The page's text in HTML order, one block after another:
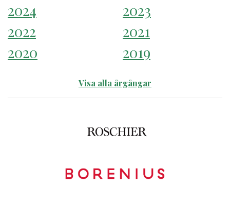
2024
2023
2022
2021
2020
2019
Visa alla årgångar